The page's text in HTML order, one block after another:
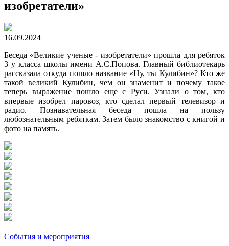
изобретатели»
16.09.2024
Беседа «Великие ученые - изобретатели» прошла для ребяток
3 у класса школы имени А.С.Попова. Главный библиотекарь
рассказала откуда пошло название «Ну, ты Кулибин»? Кто же
такой великий Кулибин, чем он знаменит и почему такое
теперь выражение пошло еще с Руси. Узнали о том, кто
впервые изобрел паровоз, кто сделал первый телевизор и
радио. Познавательная беседа пошла на пользу
любознательным ребяткам. Затем было знакомство с книгой и
фото на память.
События и мероприятия